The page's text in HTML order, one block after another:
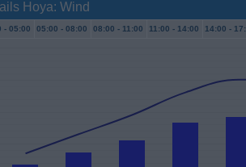
Hoya: Wind
- 05:00 05:00 - 08:00 08:00 - 11:00 11:00 - 14:00 14:00 -